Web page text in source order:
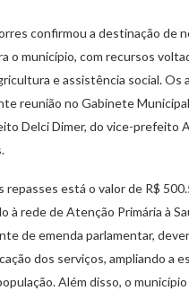
confirmou a destinação de
o município, com recursos
e assistência social. Os
reunião no Gabinete
Delci Dimer, do vice-prefeito
repasses está o valor de R$
à rede de Atenção Primária à
de emenda parlamentar,
dos serviços, ampliando a
Além disso, o